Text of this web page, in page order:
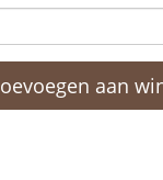
aan